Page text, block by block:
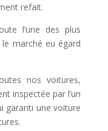
refait.
l’une des plus
marché eu égard
nos voitures,
inspectée par l’un
garanti une voiture